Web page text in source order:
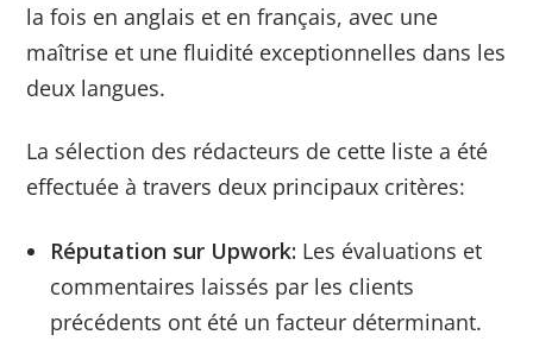
la fois en anglais et en français, avec une
maîtrise et une fluidité exceptionnelles dans les
deux langues.
La sélection des rédacteurs de cette liste a été
effectuée à travers deux principaux critères:
Réputation sur Upwork: Les évaluations et
commentaires laissés par les clients
précédents ont été un facteur déterminant.